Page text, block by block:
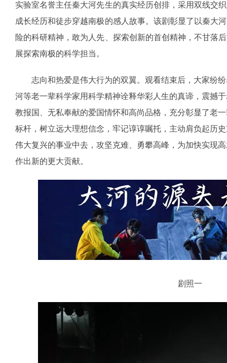
实验室名誉主任秦大河先生的真实经历创排，采用双线交
成长经历和徒步穿越南极的感人故事。该剧彰显了以秦大
险的科研精神，敢为人先、探索创新的首创精神，不甘落
展探索南极的科学担当。
志向和热爱是伟大行为的双翼。观看结束后，大家纷纷
河等老一辈科学家用科学精神诠释华彩人生的真谛，震撼
教报国、无私奉献的爱国情怀和高尚品格，充分彰显了老
标杆，树立远大理想信念，牢记谆谆嘱托，主动肩负起历
伟大复兴的事业中去，攻坚克难、勇攀高峰，为加快实现
作出新的更大贡献。
剧照一